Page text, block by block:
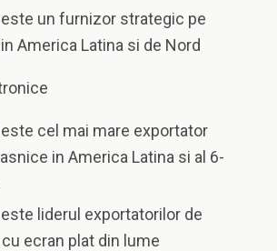
un furnizor strategic pe
America Latina si de Nord
cel mai mare exportator
in America Latina si al 6-
liderul exportatorilor de
ecran plat din lume